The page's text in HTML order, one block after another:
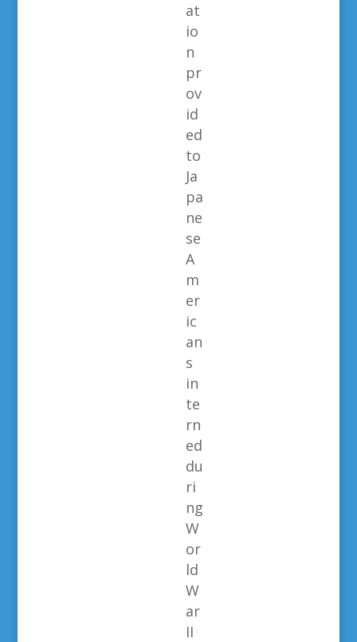
at
io
n
pr
ov
id
ed
to
Ja
pa
ne
se
A
m
er
ic
an
s
in
te
rn
ed
du
ri
ng
W
or
ld
W
ar
II